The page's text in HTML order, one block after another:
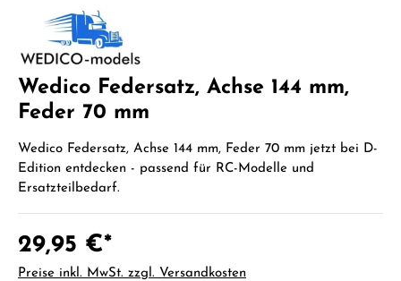
Wedico Federsatz, Achse 144 mm,
Feder 70 mm
Wedico Federsatz, Achse 144 mm, Feder 70 mm jetzt bei D-
Edition entdecken - passend für RC-Modelle und
Ersatzteilbedarf.
29,95 €*
Preise inkl. MwSt. zzgl. Versandkosten